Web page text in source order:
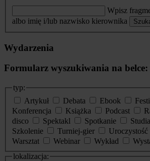
Wpisz
albo imię i/lub nazwisko kierownika
Wydarzenia
Formularz wyszukiwania na
typ:
Artykuł
Debata Ebook
Konferencja
Książka Podcast
disco
Spektakl Spotkanie
Szkolenie
Turniej-gier Uroczystość
Warsztat
Webinar Wykład
lokalizacja: